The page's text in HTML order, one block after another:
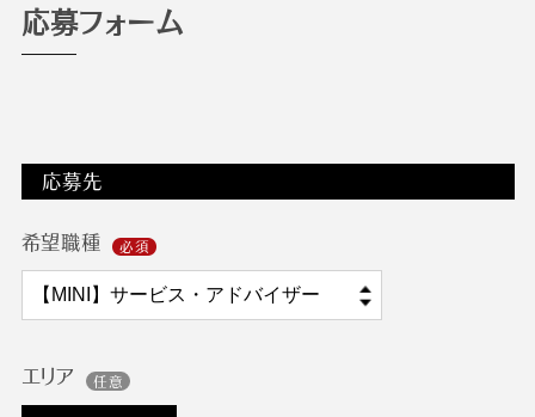
応募フォーム
応募先
希望職種
エリア